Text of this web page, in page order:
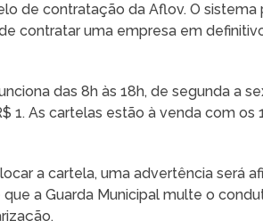
de contratação da Aflov. O sistema
contratar uma empresa em
das 8h às 18h, de segunda a
1. As cartelas estão à venda com os
a cartela, uma advertência será
a Guarda Municipal multe o